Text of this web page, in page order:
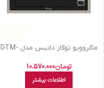
ماکروویو توکار داتیس مدل DTM-
تومان10.570.000
اطلاعات بیشتر